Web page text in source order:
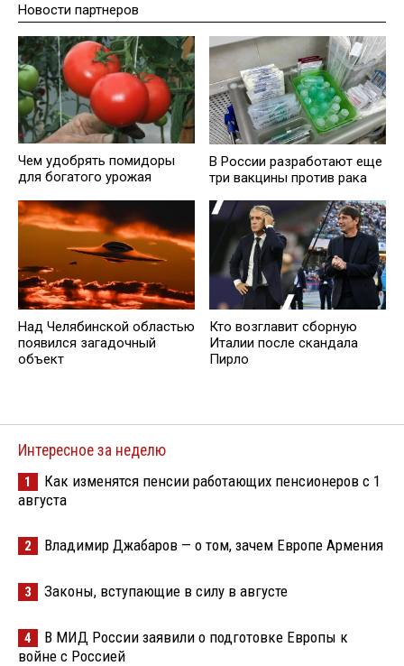
Новости партнеров
Чем удобрять помидоры
для богатого урожая
В России разработают еще
три вакцины против рака
Над Челябинской областью
появился загадочный
объект
Кто возглавит сборную
Италии после скандала
Пирло
Интересное за неделю
1
Как изменятся пенсии работающих пенсионеров с 1
августа
2 Владимир Джабаров — о том, зачем Европе Армения
3 Законы, вступающие в силу в августе
4
В МИД России заявили о подготовке Европы к
войне с Россией